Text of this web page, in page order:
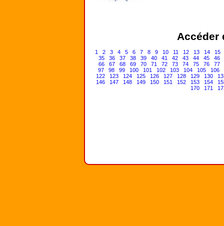
Accéder
1 2 3 4 5 6 7 8 9 10 11 12 13 14
15
35
36 37 38 39 40 41 42 43 44 45
46
66
67 68 69 70 71 72 73 74 75 76
77
97
98 99 100 101 102 103 104 105
106
122
123 124 125 126 127 128 129 130
146
147 148 149 150 151 152 153 154
170
171